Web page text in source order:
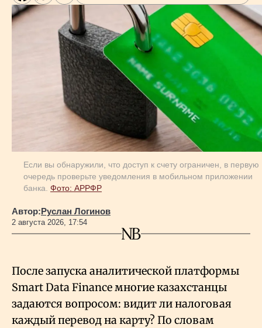
Если вы обнаружили, что доступ к счету ограничен, в первую
очередь проверьте уведомления в мобильном приложении
банка. Фото: АРРФР
Автор:Руслан Логинов
2 августа 2026, 17:54
После запуска аналитической платформы
Smart Data Finance многие казахстанцы
задаются вопросом: видит ли налоговая
каждый перевод на карту? По словам